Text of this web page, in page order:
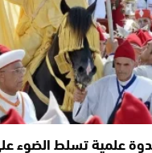
علمية تسلط الضوء